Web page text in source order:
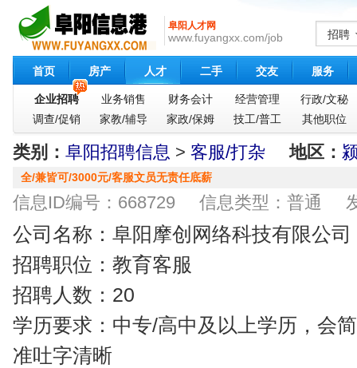
阜阳人才网
www.fuyangxx.com/job 招聘
首页 房产 人才 二手 交友 服务
企业招聘 业务销售 财务会计 经营管理
行政/文秘
调查/促销
家教/辅导 家政/保姆 技工/普工 其他职位
类别： 阜阳招聘信息 > 客服/打杂 地区：
全/兼皆可/3000元/客服文员无责任底薪
信息ID编号：668729 信息类型：普通 发
公司名称：阜阳摩创网络科技有限公司
招聘职位：教育客服
招聘人数：20
学历要求：中专/高中及以上学历，会
准吐字清晰